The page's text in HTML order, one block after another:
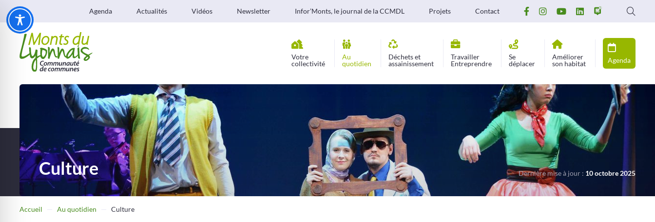
Agenda Actualités Vidéos Newsletter Infor’Monts, le journal de la CCMDL Projets Contact
Votre
collectivité
Au
quotidien
Déchets et
assainissement
Travailler
Entreprendre
Se
déplacer
Améliorer
son habitat
Agenda
Culture Dernière mise à jour : 10 octobre 2025
Accueil Au quotidien Culture